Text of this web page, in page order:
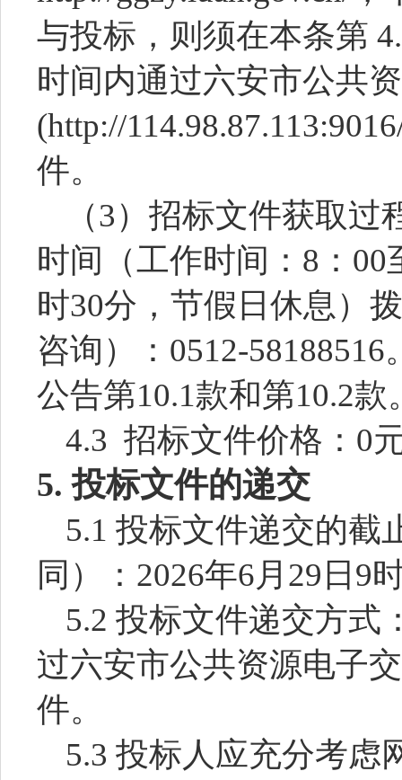
与投标，则须在本条第
时间内通过六安市公共
(http://
件。
（3）招标文件获取过
时间（工作时间： 8：00
时30分 ，节假日休息）
咨询）： 0512-58188516
公告第10.1款和第10.2款
4.3 招标文件价格： 0
5. 投标文件的递交
5.1 投标文件递交的截
同）： 2026年6月29日9
5.2 投标文件递交方式
过六安市公共资源电子
件。
5.3 投标人应充分考虑